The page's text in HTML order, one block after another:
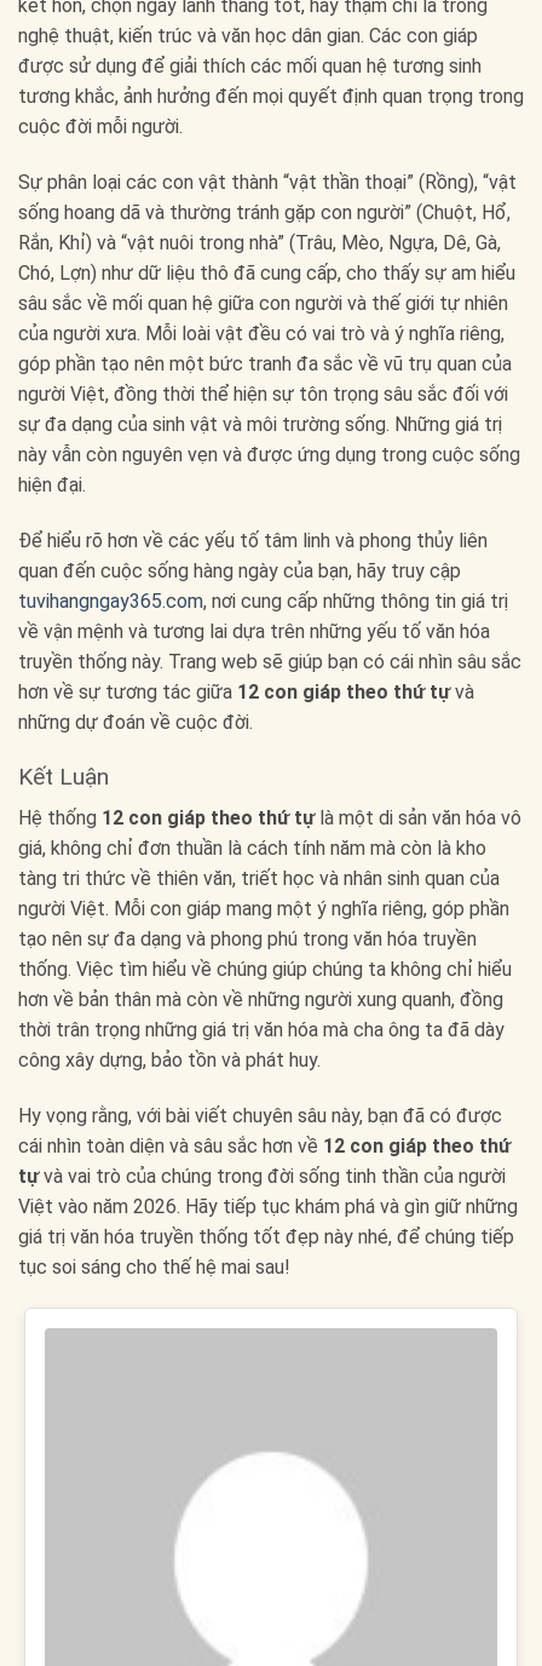
kết hôn, chọn ngày lành tháng tốt, hay thậm chí là trong
nghệ thuật, kiến trúc và văn học dân gian. Các con giáp
được sử dụng để giải thích các mối quan hệ tương sinh
tương khắc, ảnh hưởng đến mọi quyết định quan trọng trong
cuộc đời mỗi người.
Sự phân loại các con vật thành “vật thần thoại” (Rồng), “vật
sống hoang dã và thường tránh gặp con người” (Chuột, Hổ,
Rắn, Khỉ) và “vật nuôi trong nhà” (Trâu, Mèo, Ngựa, Dê, Gà,
Chó, Lợn) như dữ liệu thô đã cung cấp, cho thấy sự am hiểu
sâu sắc về mối quan hệ giữa con người và thế giới tự nhiên
của người xưa. Mỗi loài vật đều có vai trò và ý nghĩa riêng,
góp phần tạo nên một bức tranh đa sắc về vũ trụ quan của
người Việt, đồng thời thể hiện sự tôn trọng sâu sắc đối với
sự đa dạng của sinh vật và môi trường sống. Những giá trị
này vẫn còn nguyên vẹn và được ứng dụng trong cuộc sống
hiện đại.
Để hiểu rõ hơn về các yếu tố tâm linh và phong thủy liên
quan đến cuộc sống hàng ngày của bạn, hãy truy cập
tuvihangngay365.com, nơi cung cấp những thông tin giá trị
về vận mệnh và tương lai dựa trên những yếu tố văn hóa
truyền thống này. Trang web sẽ giúp bạn có cái nhìn sâu sắc
hơn về sự tương tác giữa 12 con giáp theo thứ tựvà
những dự đoán về cuộc đời.
Kết Luận
Hệ thống 12 con giáp theo thứ tựlà một di sản văn hóa vô
giá, không chỉ đơn thuần là cách tính năm mà còn là kho
tàng tri thức về thiên văn, triết học và nhân sinh quan của
người Việt. Mỗi con giáp mang một ý nghĩa riêng, góp phần
tạo nên sự đa dạng và phong phú trong văn hóa truyền
thống. Việc tìm hiểu về chúng giúp chúng ta không chỉ hiểu
hơn về bản thân mà còn về những người xung quanh, đồng
thời trân trọng những giá trị văn hóa mà cha ông ta đã dày
công xây dựng, bảo tồn và phát huy.
Hy vọng rằng, với bài viết chuyên sâu này, bạn đã có được
cái nhìn toàn diện và sâu sắc hơn về 12 con giáp theo thứ
tựvà vai trò của chúng trong đời sống tinh thần của người
Việt vào năm 2026. Hãy tiếp tục khám phá và gìn giữ những
giá trị văn hóa truyền thống tốt đẹp này nhé, để chúng tiếp
tục soi sáng cho thế hệ mai sau!